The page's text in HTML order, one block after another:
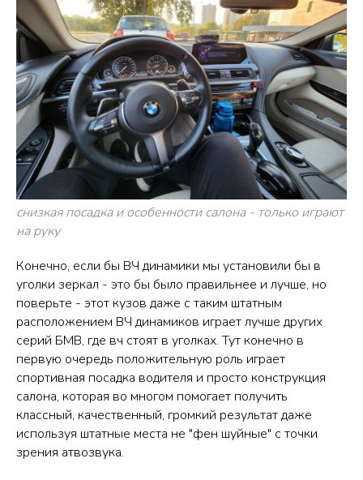
снизкая посадка и особенности салона - только играют
на руку
Конечно, если бы ВЧ динамики мы установили бы в
уголки зеркал - это бы было правильнее и лучше, но
поверьте - этот кузов даже с таким штатным
расположением ВЧ динамиков играет лучше других
серий БМВ, где вч стоят в уголках. Тут конечно в
первую очередь положительную роль играет
спортивная посадка водителя и просто конструкция
салона, которая во многом помогает получить
классный, качественный, громкий результат даже
используя штатные места не "фен шуйные" с точки
зрения атвозвука.